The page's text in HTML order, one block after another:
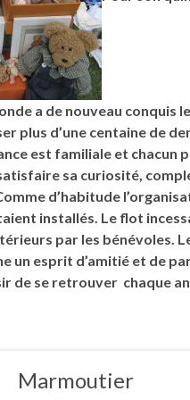
a de nouveau
plus d’une centaine de
est familiale et
sa curiosité,
d’habitude
installés. Le flot
par les bénévoles.
un esprit d’amitié et de
de se retrouver chaque
Marmoutier